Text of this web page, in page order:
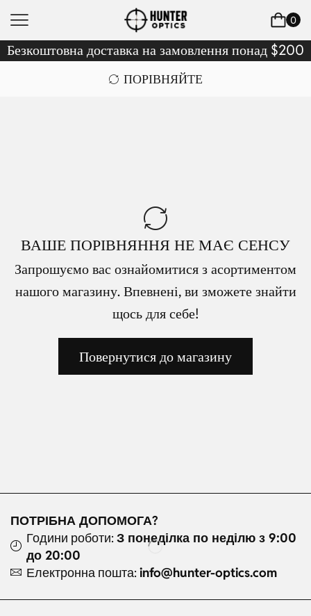
0
Безкоштовна доставка на замовлення понад $200
ПОРІВНЯЙТЕ
ВАШЕ ПОРІВНЯННЯ НЕ МАЄ СЕНСУ
Запрошуємо вас ознайомитися з асортиментом
нашого магазину. Впевнені, ви зможете знайти
щось для себе!
Повернутися до магазину
ПОТРІБНА ДОПОМОГА?
Години роботи: З понеділка по неділю з 9:00
до 20:00
Електронна пошта: info@hunter-optics.com